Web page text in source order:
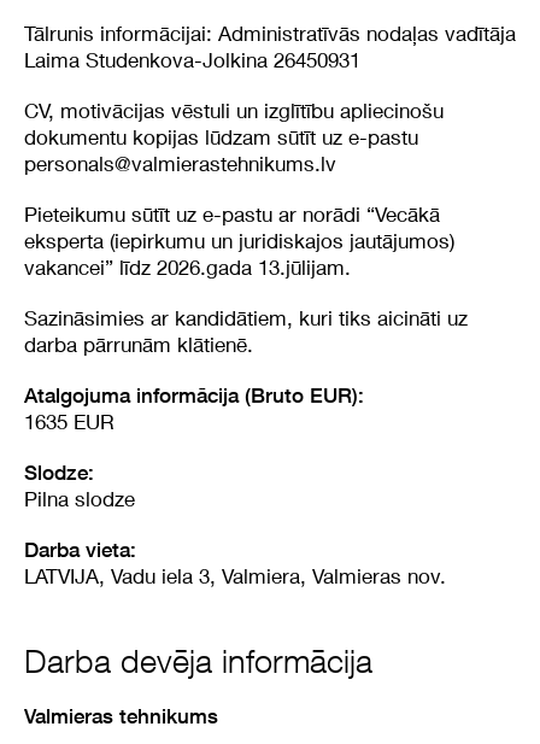
Tālrunis informācijai: Administratīvās nodaļas vadītāja
Laima Studenkova-Jolkina 26450931
CV, motivācijas vēstuli un izglītību apliecinošu
dokumentu kopijas lūdzam sūtīt uz e-pastu
personals@valmierastehnikums.lv
Pieteikumu sūtīt uz e-pastu ar norādi “Vecākā
eksperta (iepirkumu un juridiskajos jautājumos)
vakancei” līdz 2026.gada 13.jūlijam.
Sazināsimies ar kandidātiem, kuri tiks aicināti uz
darba pārrunām klātienē.
Atalgojuma informācija (Bruto EUR):
1635 EUR
Slodze:
Pilna slodze
Darba vieta:
LATVIJA, Vadu iela 3, Valmiera, Valmieras nov.
Darba devēja informācija
Valmieras tehnikums